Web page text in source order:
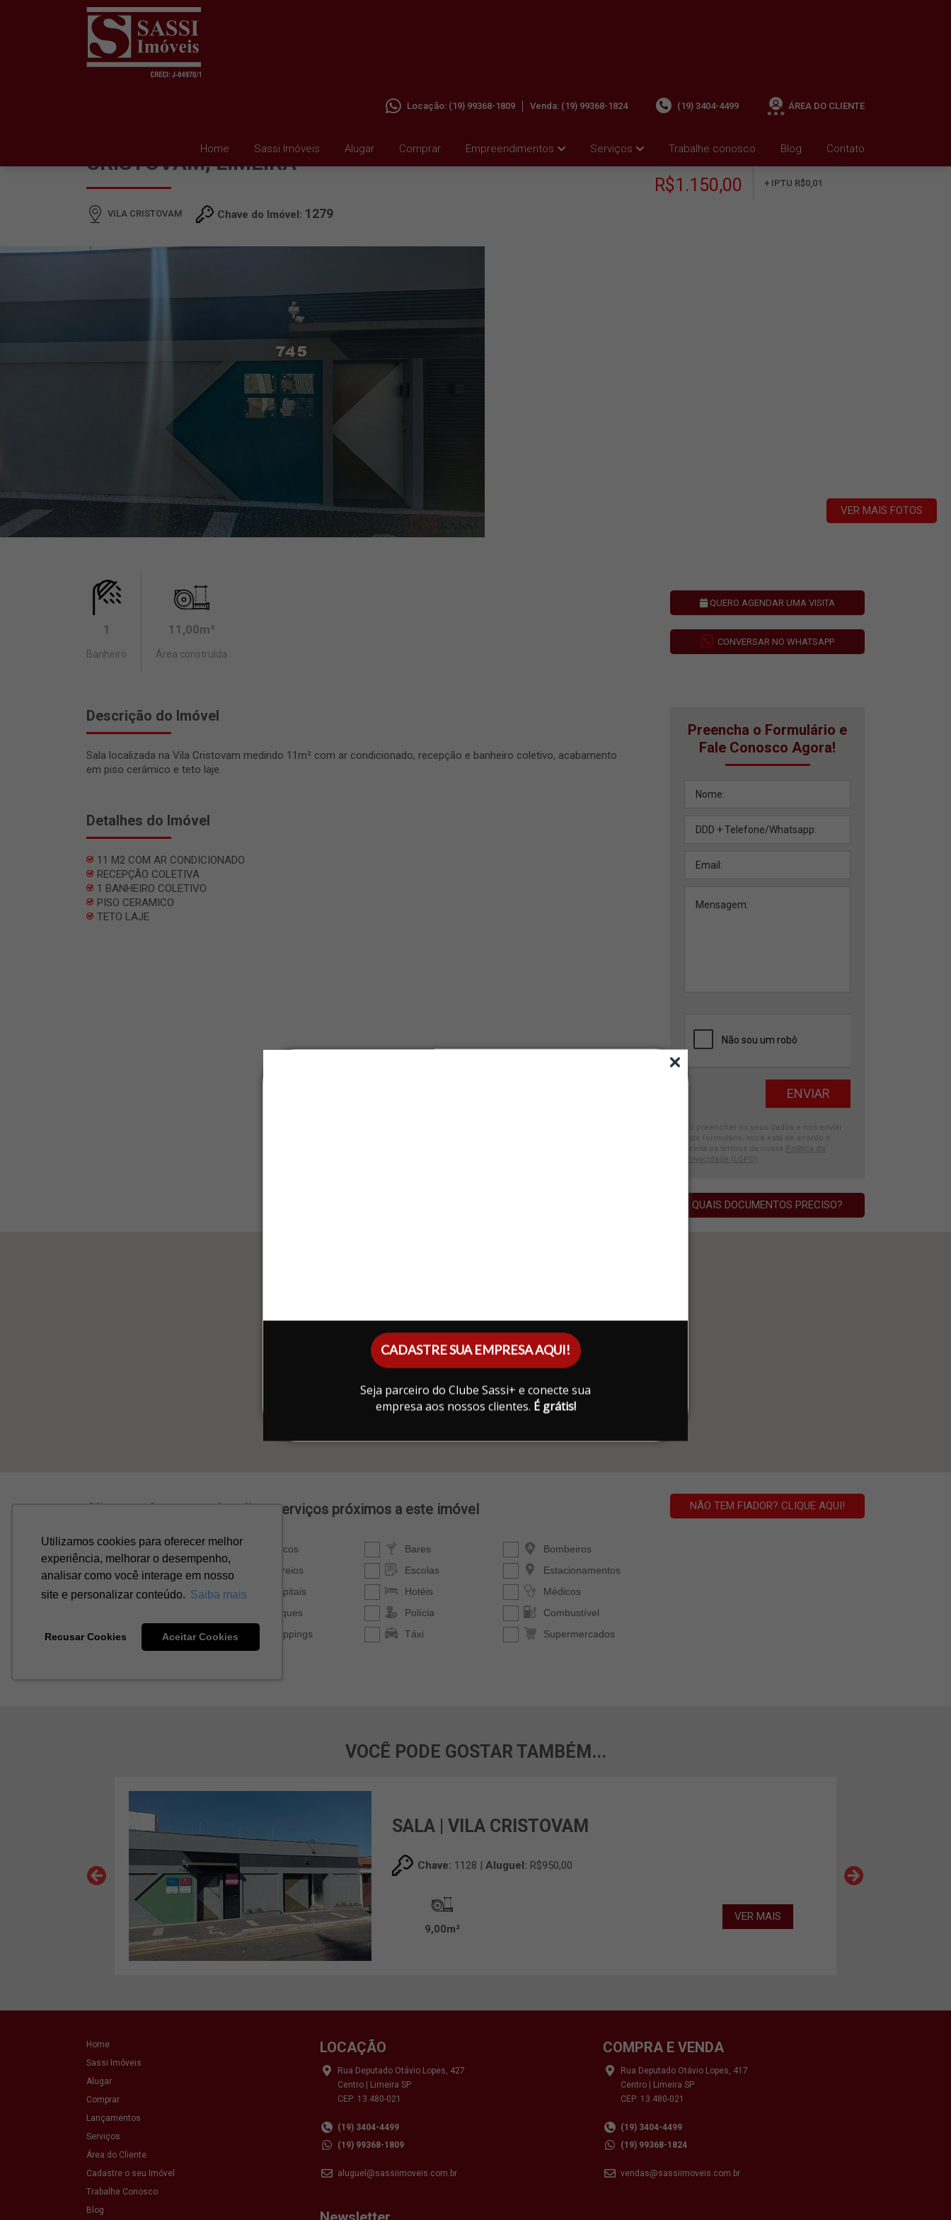
CADASTRE SUA EMPRESA AQUI!
Seja parceiro do Clube Sassi+ e conecte sua
empresa aos nossos clientes. É grátis!
Home Sassi Imóveis Alugar Comprar Empreendimentos Serviços Trabalhe conosco Blog Contato
Locação: (19) 99368-1809 Venda: (19) 99368-1824 (19) 3404-4499 ÁREA DO CLIENTE
CRISTOVAM, LIMEIRA
VILA CRISTOVAM Chave do Imóvel: 1279
R$1.150,00
+ IPTU R$0,01
VER MAIS FOTOS
1
Banheiro
11,00m²
Área construída
QUERO AGENDAR UMA VISITA
CONVERSAR NO WHATSAPP
Descrição do Imóvel
Sala localizada na Vila Cristovam medindo 11m² com ar condicionado, recepção e banheiro coletivo, acabamento
em piso cerâmico e teto laje.
Detalhes do Imóvel
11 M2 COM AR CONDICIONADO
RECEPÇÃO COLETIVA
1 BANHEIRO COLETIVO
PISO CERAMICO
TETO LAJE
Preencha o Formulário e
Fale Conosco Agora!
Ao preencher os seus dados e nos enviar
este formulário, você está de acordo e
aceita os termos da nossa
Política de
Privacidade (LGPD)
QUAIS DOCUMENTOS PRECISO?
VOCÊ PODE GOSTAR TAMBÉM...
SALA | VILA CRISTOVAM
Chave: 1128 |Aluguel: R$950,00
9,00m²
VER MAIS
Home
Sassi Imóveis
Alugar
Comprar
Lançamentos
Serviços
Área do Cliente
Cadastre o seu Imóvel
Trabalhe Conosco
Blog
LOCAÇÃO
Rua Deputado Otávio Lopes, 427
Centro | Limeira SP
CEP: 13.480-021
(19) 3404-4499
(19) 99368-1809
aluguel@sassiimoveis.com.br
COMPRA E VENDA
Rua Deputado Otávio Lopes, 417
Centro | Limeira SP
CEP: 13.480-021
(19) 3404-4499
(19) 99368-1824
vendas@sassiimoveis.com.br